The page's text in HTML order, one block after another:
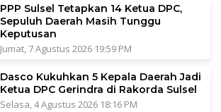
PPP Sulsel Tetapkan 14 Ketua DPC,
Sepuluh Daerah Masih Tunggu
Keputusan
Jumat, 7 Agustus 2026 19:59 PM
Dasco Kukuhkan 5 Kepala Daerah Jadi
Ketua DPC Gerindra di Rakorda Sulsel
Selasa, 4 Agustus 2026 18:16 PM